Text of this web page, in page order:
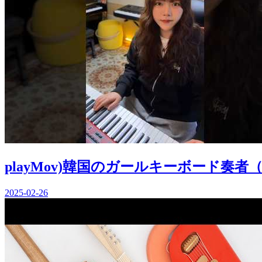
playMov)韓国のガールキーボード奏者
2025-02-26